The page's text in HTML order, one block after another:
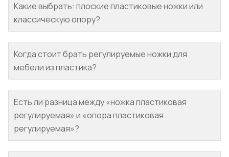
Какие выбрать: плоские пластиковые ножки или
классическую опору?
Когда стоит брать регулируемые ножки для
мебели из пластика?
Есть ли разница между «ножка пластиковая
регулируемая» и «опора пластиковая
регулируемая»?